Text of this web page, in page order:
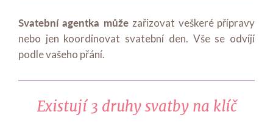
Svatební agentka můžezařizovat veškeré přípravy
nebo jen koordinovat svatební den. Vše se odvíjí
podle vašeho přání.
Existují 3 druhy svatby na klíč